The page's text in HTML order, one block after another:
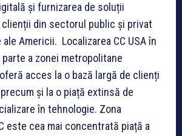
și furnizarea de soluții
din sectorul public și privat
Americii. Localizarea CC USA în
a zonei metropolitane
acces la o bază largă de clienți
și la o piață extinsă de
în tehnologie. Zona
este cea mai concentrată piață a